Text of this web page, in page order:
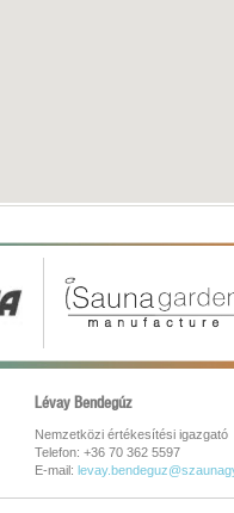
Lévay Bendegúz
Nemzetközi értékesítési igazgató
Telefon: +36 70 362 5597
E-mail: